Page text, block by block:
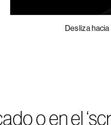
Desliza
o en el